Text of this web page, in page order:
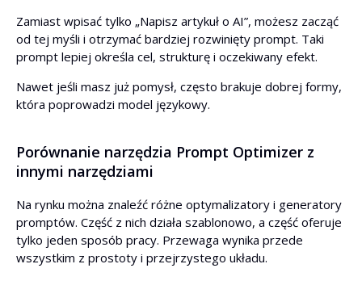
Zamiast wpisać tylko „Napisz artykuł o AI”, możesz zacząć
od tej myśli i otrzymać bardziej rozwinięty prompt. Taki
prompt lepiej określa cel, strukturę i oczekiwany efekt.
Nawet jeśli masz już pomysł, często brakuje dobrej formy,
która poprowadzi model językowy.
Porównanie narzędzia Prompt Optimizer z
innymi narzędziami
Na rynku można znaleźć różne optymalizatory i generatory
promptów. Część z nich działa szablonowo, a część oferuje
tylko jeden sposób pracy. Przewaga wynika przede
wszystkim z prostoty i przejrzystego układu.